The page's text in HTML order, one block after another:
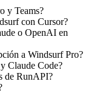
y Teams?
con Cursor?
o OpenAI en
a Windsurf Pro?
Claude Code?
de RunAPI?